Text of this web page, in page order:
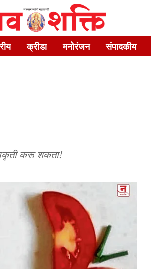
क्रीडा मनोरंजन संपादकीय
करू शकता!